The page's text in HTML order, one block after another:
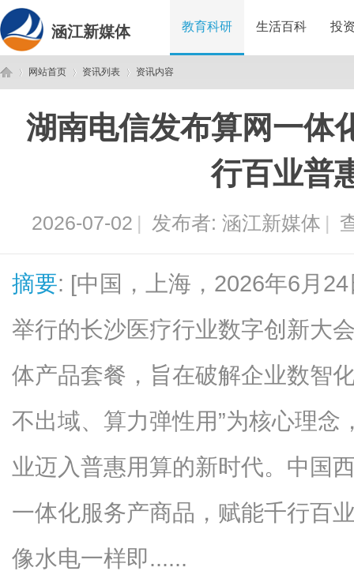
涵江新媒体 教育科研 生活百科 投
网站首页 资讯列表 资讯内容
湖南电信发布算网一体
行百业普
2026-07-02 | 发布者: 涵江新媒体 |
摘要: [中国，上海，2026年6月
举行的长沙医疗行业数字创新大
体产品套餐，旨在破解企业数智
不出域、算力弹性用”为核心理
业迈入普惠用算的新时代。中国
一体化服务产商品，赋能千行百
像水电一样即......